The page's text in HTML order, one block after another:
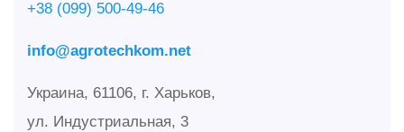
+38 (099) 500-49-46
info@agrotechkom.net
Украина, 61106, г. Харьков,
ул. Индустриальная, 3